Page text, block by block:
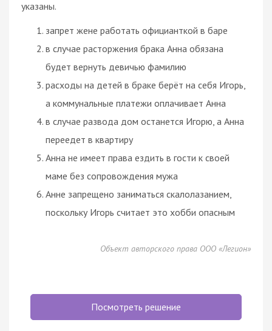
указаны.
запрет жене работать официанткой в баре
в случае расторжения брака Анна обязана
будет вернуть девичью фамилию
расходы на детей в браке берёт на себя Игорь,
а коммунальные платежи оплачивает Анна
в случае развода дом останется Игорю, а Анна
переедет в квартиру
Анна не имеет права ездить в гости к своей
маме без сопровождения мужа
Анне запрещено заниматься скалолазанием,
поскольку Игорь считает это хобби опасным
Объект авторского права ООО «Легион»
Посмотреть решение